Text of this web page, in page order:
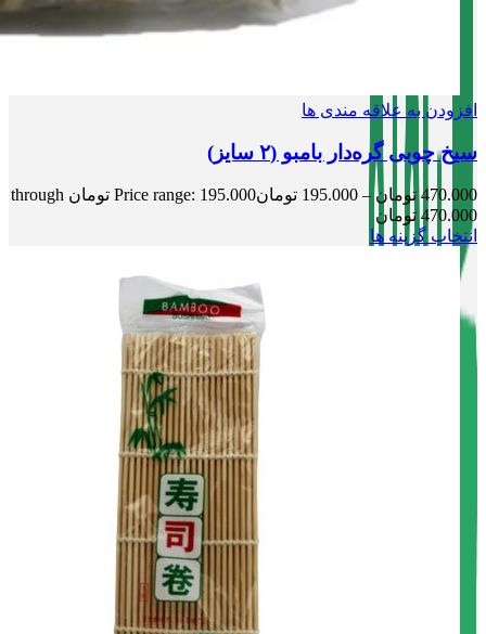
افزودن به علاقه مندی ها
سیخ چوبی گره‌دار بامبو (۲ سایز)
470.000 تومان –
195.000 تومان
Price range: 195.000 تومان through
470.000 تومان
انتخاب گزینه ها